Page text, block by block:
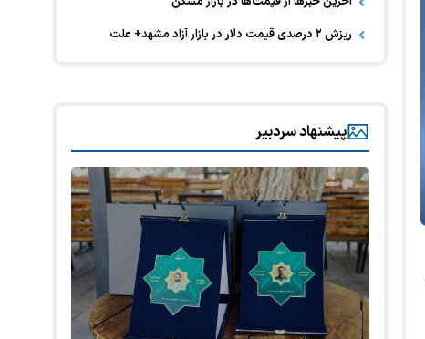
ریزش ۲ درصدی قیمت دلار در بازار آزاد مشهد+ علت
پیشنهاد سردبیر